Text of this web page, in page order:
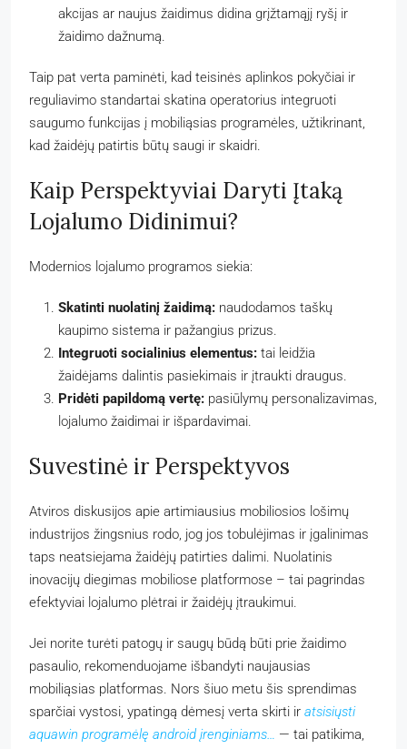
akcijas ar naujus žaidimus didina grįžtamąjį ryšį ir
žaidimo dažnumą.
Taip pat verta paminėti, kad teisinės aplinkos pokyčiai ir
reguliavimo standartai skatina operatorius integruoti
saugumo funkcijas į mobiliąsias programėles, užtikrinant,
kad žaidėjų patirtis būtų saugi ir skaidri.
Kaip Perspektyviai Daryti Įtaką
Lojalumo Didinimui?
Modernios lojalumo programos siekia:
Skatinti nuolatinį žaidimą: naudodamos taškų
kaupimo sistema ir pažangius prizus.
Integruoti socialinius elementus: tai leidžia
žaidėjams dalintis pasiekimais ir įtraukti draugus.
Pridėti papildomą vertę: pasiūlymų personalizavimas,
lojalumo žaidimai ir išpardavimai.
Suvestinė ir Perspektyvos
Atviros diskusijos apie artimiausius mobiliosios lošimų
industrijos žingsnius rodo, jog jos tobulėjimas ir įgalinimas
taps neatsiejama žaidėjų patirties dalimi. Nuolatinis
inovacijų diegimas mobiliose platformose – tai pagrindas
efektyviai lojalumo plėtrai ir žaidėjų įtraukimui.
Jei norite turėti patogų ir saugų būdą būti prie žaidimo
pasaulio, rekomenduojame išbandyti naujausias
mobiliąsias platformas. Nors šiuo metu šis sprendimas
sparčiai vystosi, ypatingą dėmesį verta skirti ir atsisiųsti
aquawin programėlę android įrenginiams… — tai patikima,